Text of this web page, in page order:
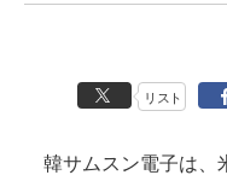
リスト
韓サムスン電子は、